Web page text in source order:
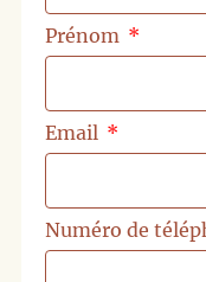
Prénom
Email
Numéro de